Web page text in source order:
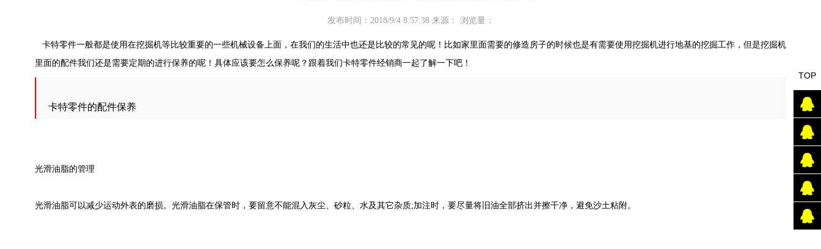
TOP
发布时间：2018/9/4 8:57:38 来源： 浏览量：
卡特零件一般都是使用在挖掘机等比较重要的一些机械设备上面，在我们的生活中也还是比较的常见的呢！比如家里面需要的修造房子的时候也是有需要使用挖掘机进行地基的挖掘工作，但是挖掘机
里面的配件我们还是需要定期的进行保养的呢！具体应该要怎么保养呢？跟着我们卡特零件经销商一起了解一下吧！
卡特零件的配件保养
光滑油脂的管理
光滑油脂可以减少运动外表的磨损。光滑油脂在保管时，要留意不能混入灰尘、砂粒、水及其它杂质;加注时，要尽量将旧油全部挤出并擦干净，避免沙土粘附。